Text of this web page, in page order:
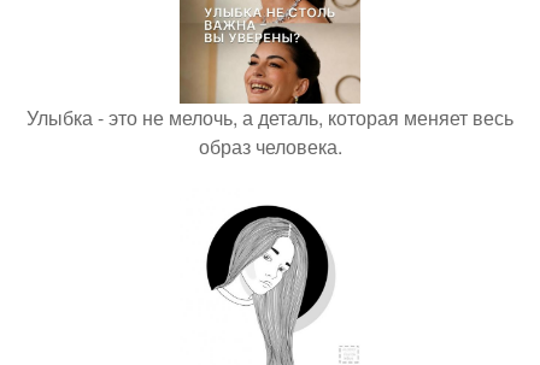
Улыбка - это не мелочь, а деталь, которая меняет весь
образ человека.